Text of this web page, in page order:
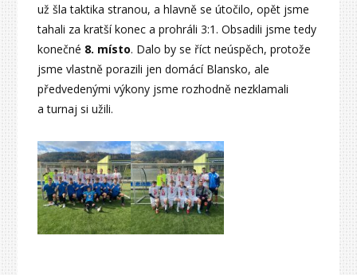
už šla taktika stranou, a hlavně se útočilo, opět jsme
tahali za kratší konec a prohráli 3:1. Obsadili jsme tedy
konečné 8. místo. Dalo by se říct neúspěch, protože
jsme vlastně porazili jen domácí Blansko, ale
předvedenými výkony jsme rozhodně nezklamali
a turnaj si užili.